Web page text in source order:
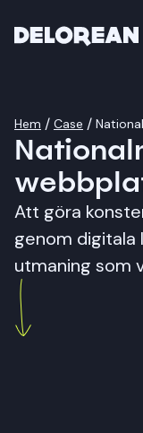
Hem / Case /
Att göra
genom digitala
utmaning som